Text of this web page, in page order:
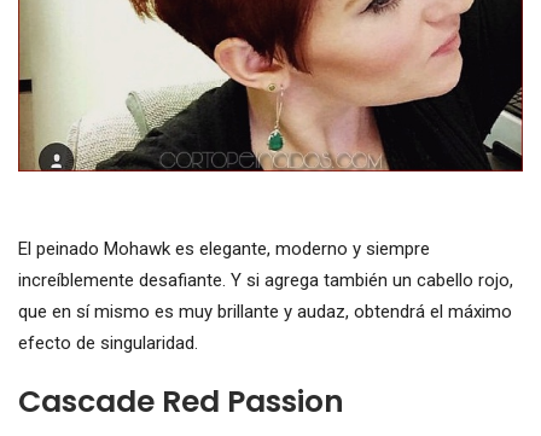
El peinado Mohawk es elegante, moderno y siempre
increíblemente desafiante. Y si agrega también un cabello rojo,
que en sí mismo es muy brillante y audaz, obtendrá el máximo
efecto de singularidad.
Cascade Red Passion